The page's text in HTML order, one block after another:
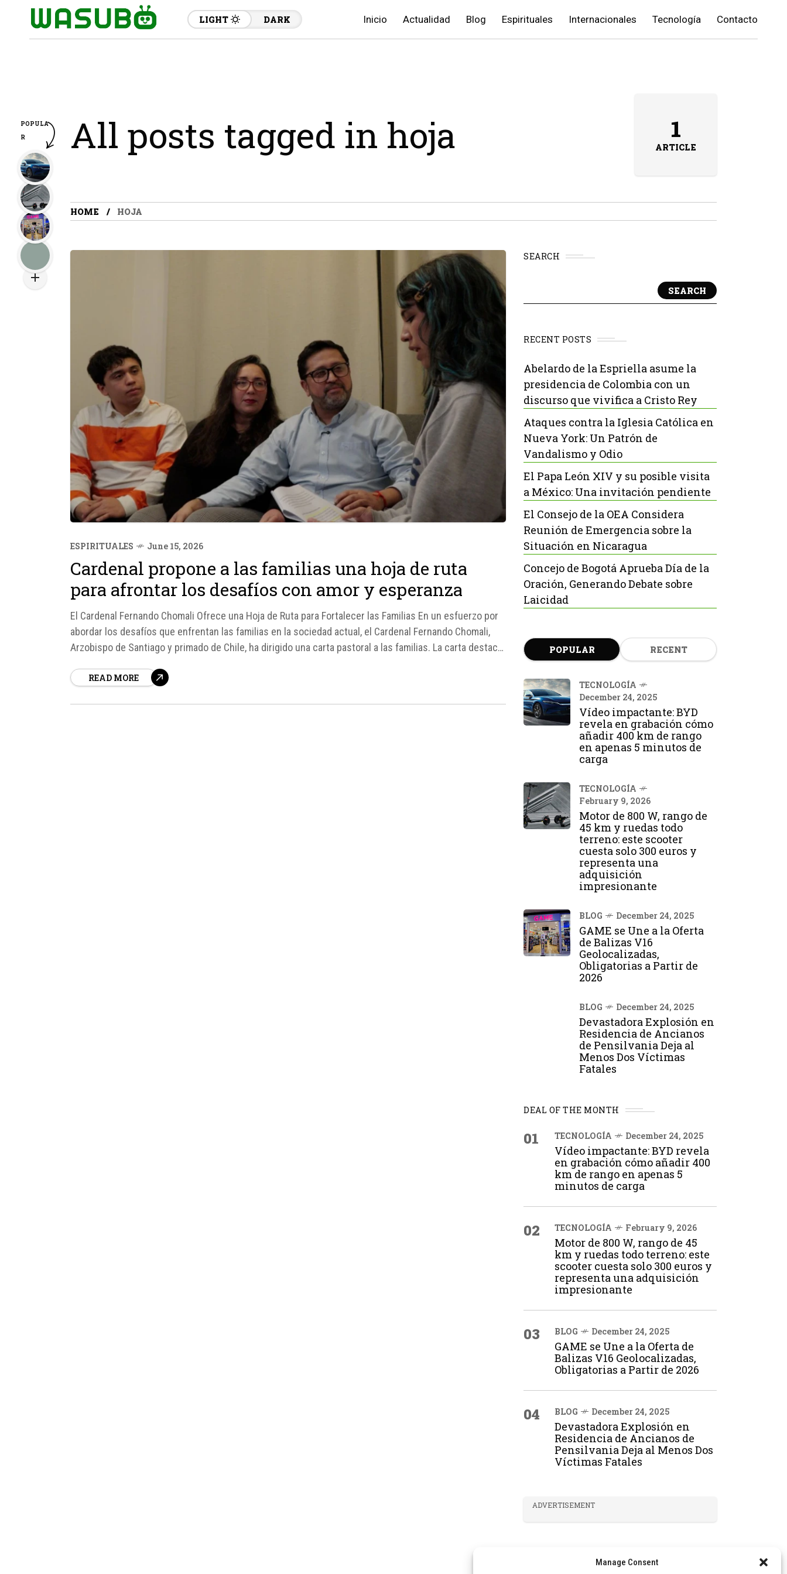
Manage Consent
LIGHT DARK Inicio Actualidad Blog Espirituales Internacionales Tecnología Contacto
All posts tagged in hoja 1
ARTICLE
HOME HOJA
ESPIRITUALES June 15, 2026
Cardenal propone a las familias una hoja de ruta
para afrontar los desafíos con amor y esperanza
El Cardenal Fernando Chomali Ofrece una Hoja de Ruta para Fortalecer las Familias En un esfuerzo por
abordar los desafíos que enfrentan las familias en la sociedad actual, el Cardenal Fernando Chomali,
Arzobispo de Santiago y primado de Chile, ha dirigido una carta pastoral a las familias. La carta destaca
READ MORE
SEARCH
SEARCH
RECENT POSTS
Abelardo de la Espriella asume la
presidencia de Colombia con un
discurso que vivifica a Cristo Rey
Ataques contra la Iglesia Católica en
Nueva York: Un Patrón de
Vandalismo y Odio
El Papa León XIV y su posible visita
a México: Una invitación pendiente
El Consejo de la OEA Considera
Reunión de Emergencia sobre la
Situación en Nicaragua
Concejo de Bogotá Aprueba Día de la
Oración, Generando Debate sobre
Laicidad
POPULAR RECENT
TECNOLOGÍA
December 24, 2025
Vídeo impactante: BYD
revela en grabación cómo
añadir 400 km de rango
en apenas 5 minutos de
carga
TECNOLOGÍA
February 9, 2026
Motor de 800 W, rango de
45 km y ruedas todo
terreno: este scooter
cuesta solo 300 euros y
representa una
adquisición
impresionante
BLOG December 24, 2025
GAME se Une a la Oferta
de Balizas V16
Geolocalizadas,
Obligatorias a Partir de
2026
BLOG December 24, 2025
Devastadora Explosión en
Residencia de Ancianos
de Pensilvania Deja al
Menos Dos Víctimas
Fatales
DEAL OF THE MONTH
01 TECNOLOGÍA December 24, 2025
Vídeo impactante: BYD revela
en grabación cómo añadir 400
km de rango en apenas 5
minutos de carga
02 TECNOLOGÍA February 9, 2026
Motor de 800 W, rango de 45
km y ruedas todo terreno: este
scooter cuesta solo 300 euros y
representa una adquisición
impresionante
03 BLOG December 24, 2025
GAME se Une a la Oferta de
Balizas V16 Geolocalizadas,
Obligatorias a Partir de 2026
04 BLOG December 24, 2025
Devastadora Explosión en
Residencia de Ancianos de
Pensilvania Deja al Menos Dos
Víctimas Fatales
ADVERTISEMENT
POPULA
R